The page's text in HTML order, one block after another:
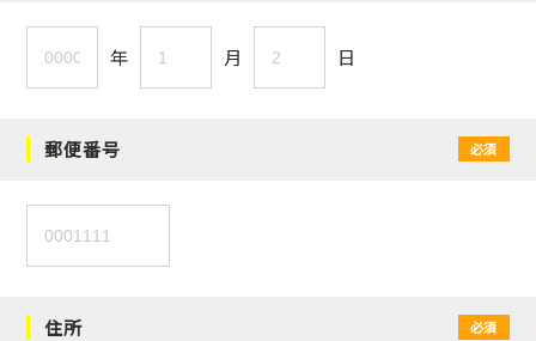
年 月 日
郵便番号 必須
住所 必須